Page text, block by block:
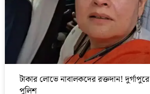
টাকার লোভে নাবালকদের রক্তদান!
পুলিশ